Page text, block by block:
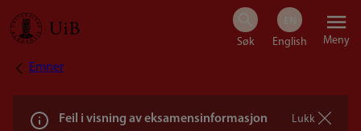
Hopp
Meny
Navigasjonssti
Emner
Feil i visning av eksamensinformasjon Lukk